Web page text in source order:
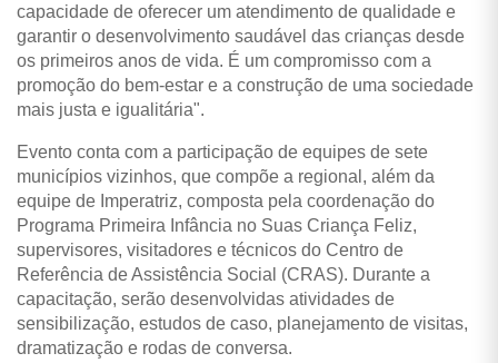
capacidade de oferecer um atendimento de qualidade e
garantir o desenvolvimento saudável das crianças desde
os primeiros anos de vida. É um compromisso com a
promoção do bem-estar e a construção de uma sociedade
mais justa e igualitária".
Evento conta com a participação de equipes de sete
municípios vizinhos, que compõe a regional, além da
equipe de Imperatriz, composta pela coordenação do
Programa Primeira Infância no Suas Criança Feliz,
supervisores, visitadores e técnicos do Centro de
Referência de Assistência Social (CRAS). Durante a
capacitação, serão desenvolvidas atividades de
sensibilização, estudos de caso, planejamento de visitas,
dramatização e rodas de conversa.